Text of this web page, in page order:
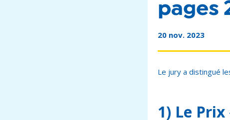
pages
20 nov. 2023
Le jury a distingué
1) Le